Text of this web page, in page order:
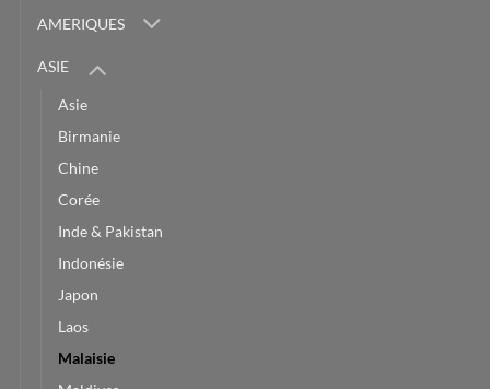
AMERIQUES
ASIE
Asie
Birmanie
Chine
Corée
Inde & Pakistan
Indonésie
Japon
Laos
Malaisie